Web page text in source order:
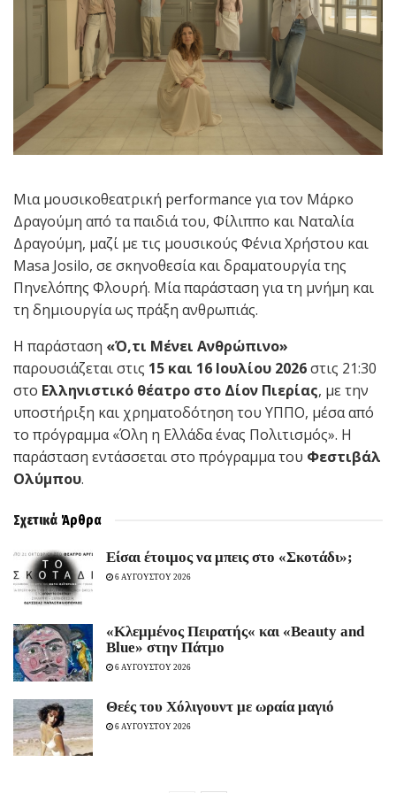
Μια μουσικοθεατρική performance για τον Μάρκο
Δραγούμη από τα παιδιά του, Φίλιππο και Ναταλία
Δραγούμη, μαζί με τις μουσικούς Φένια Χρήστου και
Masa Josilo, σε σκηνοθεσία και δραματουργία της
Πηνελόπης Φλουρή. Μία παράσταση για τη μνήμη και
τη δημιουργία ως πράξη ανθρωπιάς.
Η παράσταση «Ό,τι Μένει Ανθρώπινο»
παρουσιάζεται στις 15 και 16 Ιουλίου 2026στις 21:30
στο Ελληνιστικό θέατρο στο Δίον Πιερίας, με την
υποστήριξη και χρηματοδότηση του ΥΠΠΟ, μέσα από
το πρόγραμμα «Όλη η Ελλάδα ένας Πολιτισμός». Η
παράσταση εντάσσεται στο πρόγραμμα του Φεστιβάλ
Ολύμπου.
Σχετικά Άρθρα
Είσαι έτοιμος να μπεις στο «Σκοτάδι»;
6 ΑΥΓΟΥΣΤΟΥ 2026
«Κλεμμένος Πειρατής« και «Beauty and
Blue» στην Πάτμο
6 ΑΥΓΟΥΣΤΟΥ 2026
Θεές του Χόλιγουντ με ωραία μαγιό
6 ΑΥΓΟΥΣΤΟΥ 2026